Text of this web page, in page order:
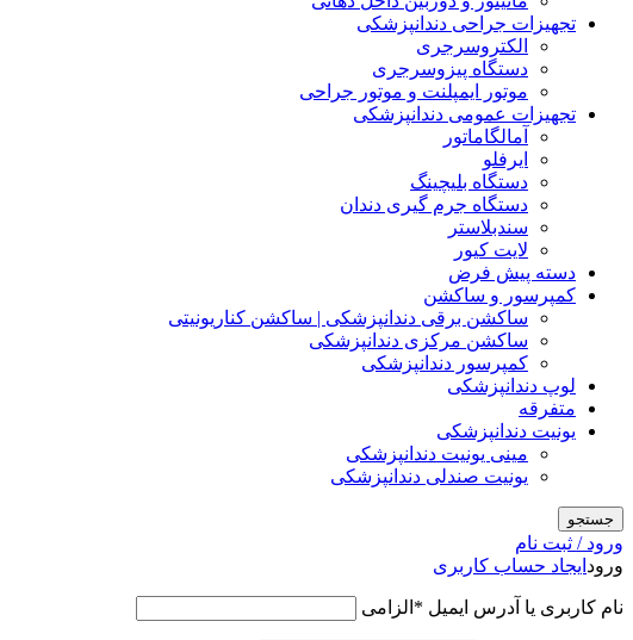
تجهیزات جراحی دندانپزشکی
الکتروسرجری
دستگاه پیزوسرجری
موتور ایمپلنت و موتور جراحی
تجهیزات عمومی دندانپزشکی
آمالگاماتور
ایرفلو
دستگاه بلیچینگ
دستگاه جرم گیری دندان
سندبلاستر
لایت کیور
دسته پیش فرض
کمپرسور و ساکشن
ساکشن برقی دندانپزشکی | ساکشن کناریونیتی
ساکشن مرکزی دندانپزشکی
کمپرسور دندانپزشکی
لوپ دندانپزشکی
متفرقه
یونیت دندانپزشکی
مینی یونیت دندانپزشکی
یونیت صندلی دندانپزشکی
جستجو
ورود / ثبت نام
ورود ایجاد حساب کاربری
نام کاربری یا آدرس ایمیل * الزامی